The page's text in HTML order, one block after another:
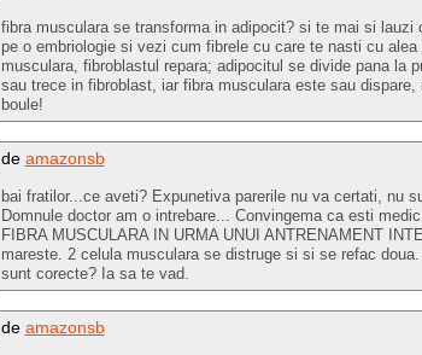
fibra musculara se transforma in adipocit? si te mai si lauzi
pe o embriologie si vezi cum fibrele cu care te nasti cu
musculara, fibroblastul repara; adipocitul se divide pana la
sau trece in fibroblast, iar fibra musculara este sau
boule!
de amazonsb
bai fratilor...ce aveti? Expunetiva parerile nu va certati, nu
Domnule doctor am o intrebare... Convingema ca esti
FIBRA MUSCULARA IN URMA UNUI ANTRENAMENT
mareste. 2 celula musculara se distruge si si se refac
sunt corecte? Ia sa te vad.
de amazonsb